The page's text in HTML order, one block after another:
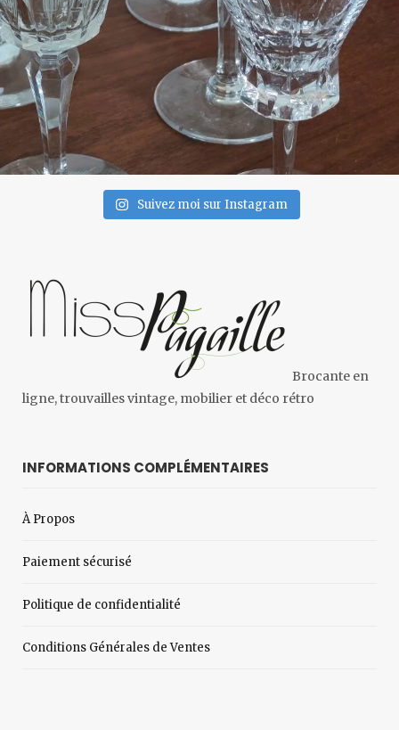
Suivez moi sur Instagram
Brocante en
ligne, trouvailles vintage, mobilier et déco rétro
INFORMATIONS COMPLÉMENTAIRES
À Propos
Paiement sécurisé
Politique de confidentialité
Conditions Générales de Ventes